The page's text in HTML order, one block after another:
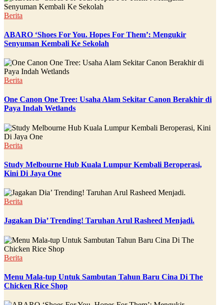
Berita
ABARO ‘Shoes For You. Hopes For Them’: Mengukir
Senyuman Kembali Ke Sekolah
Berita
One Canon One Tree: Usaha Alam Sekitar Canon Berakhir di
Paya Indah Wetlands
Berita
Study Melbourne Hub Kuala Lumpur Kembali Beroperasi,
Kini Di Jaya One
Berita
Jagakan Dia’ Trending! Taruhan Arul Rasheed Menjadi.
Berita
Menu Mala-tup Untuk Sambutan Tahun Baru Cina Di The
Chicken Rice Shop